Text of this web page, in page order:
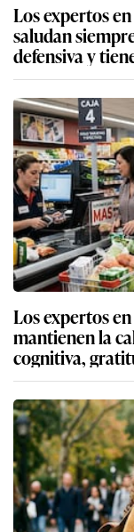
Los expertos
saludan
defensiva y
Los expertos
mantienen la
cognitiva,